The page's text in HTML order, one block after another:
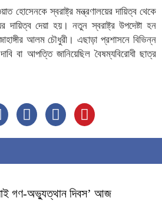
হোসেনকে স্বরাষ্ট্র মন্ত্রণালয়ের দায়িত্ব থেকে
দায়িত্ব দেয়া হয়। নতুন স্বরাষ্ট্র উপদেষ্টা হন
আলম চৌধুরী। এছাড়া প্রশাসনে বিভিন্ন
বা আপত্তি জানিয়েছিল বৈষম্যবিরোধী ছাত্র
গণ-অভ্যুত্থান দিবস’ আজ